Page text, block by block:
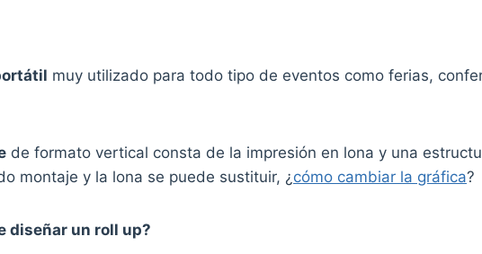
muy utilizado para todo tipo de eventos como ferias,
de formato vertical consta de la impresión en lona y una
montaje y la lona se puede sustituir, ¿ cómo cambiar la gráfica?
diseñar un roll up?